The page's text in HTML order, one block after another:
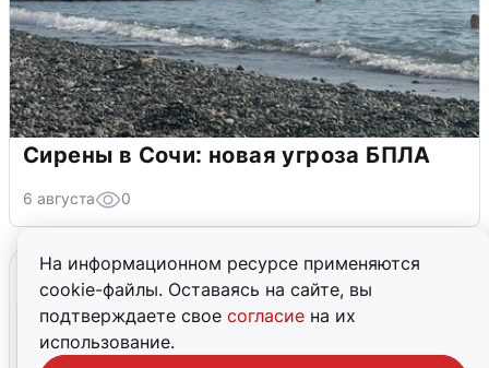
На информационном ресурсе применяются
cookie-файлы. Оставаясь на сайте, вы
подтверждаете свое согласие на их
использование.
Сирены в Сочи: новая угроза БПЛА
6 августа 0